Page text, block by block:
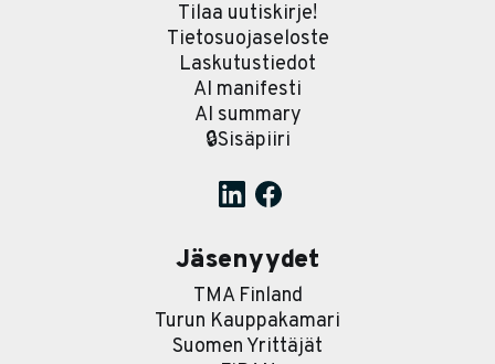
Tilaa uutiskirje!
Tietosuojaseloste
Laskutustiedot
AI manifesti
AI summary
🔒Sisäpiiri
Jäsenyydet
TMA Finland
Turun Kauppakamari
Suomen Yrittäjät